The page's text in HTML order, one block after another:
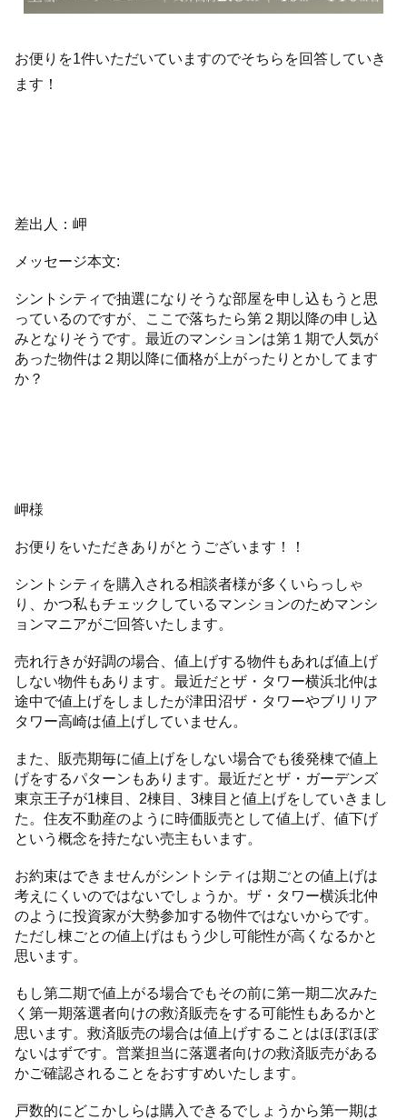
お便りを1件いただいていますのでそちらを回答していき
ます！
差出人：岬
メッセージ本文:
シントシティで抽選になりそうな部屋を申し込もうと思
っているのですが、ここで落ちたら第２期以降の申し込
みとなりそうです。最近のマンションは第１期で人気が
あった物件は２期以降に価格が上がったりとかしてます
か？
岬様
お便りをいただきありがとうございます！！
シントシティを購入される相談者様が多くいらっしゃ
り、かつ私もチェックしているマンションのためマンシ
ョンマニアがご回答いたします。
売れ行きが好調の場合、値上げする物件もあれば値上げ
しない物件もあります。最近だとザ・タワー横浜北仲は
途中で値上げをしましたが津田沼ザ・タワーやブリリア
タワー高崎は値上げしていません。
また、販売期毎に値上げをしない場合でも後発棟で値上
げをするパターンもあります。最近だとザ・ガーデンズ
東京王子が1棟目、2棟目、3棟目と値上げをしていきまし
た。住友不動産のように時価販売として値上げ、値下げ
という概念を持たない売主もいます。
お約束はできませんがシントシティは期ごとの値上げは
考えにくいのではないでしょうか。ザ・タワー横浜北仲
のように投資家が大勢参加する物件ではないからです。
ただし棟ごとの値上げはもう少し可能性が高くなるかと
思います。
もし第二期で値上がる場合でもその前に第一期二次みた
く第一期落選者向けの救済販売をする可能性もあるかと
思います。救済販売の場合は値上げすることはほぼほぼ
ないはずです。営業担当に落選者向けの救済販売がある
かご確認されることをおすすめいたします。
戸数的にどこかしらは購入できるでしょうから第一期は